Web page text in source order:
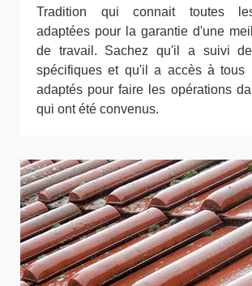
Tradition qui connait toutes
adaptées pour la garantie d'une
de travail. Sachez qu'il a suivi
spécifiques et qu'il a accès à tous
adaptés pour faire les opérations
qui ont été convenus.